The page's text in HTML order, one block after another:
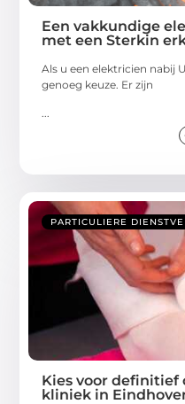
Een vakkundige
met een Sterkin
Als u een elektricien nabij
genoeg keuze. Er zijn
...
PARTICULIERE
Kies voor definitief
kliniek in